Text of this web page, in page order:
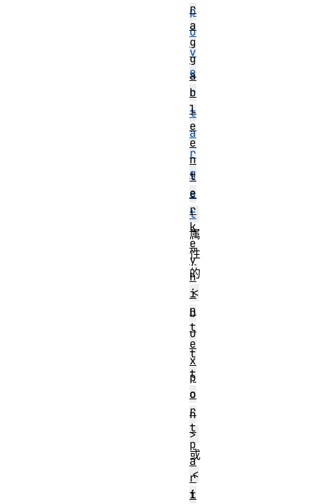
p
o
v
e
r
t
a
r
g
e
t
属
性
的
<
b
u
t
t
o
n
>
或
<
i
r
a
g
g
a
b
l
e
e
n
t
e
r
k
e
y
h
i
n
t
e
x
p
o
r
t
p
a
r
t